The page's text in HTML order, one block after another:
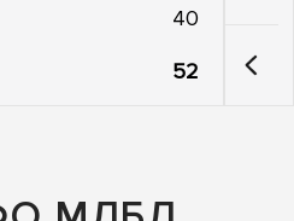
40
52